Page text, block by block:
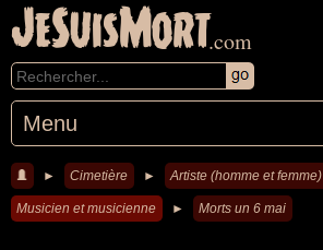
JeSuisMort.com
Menu
► Cimetière ► Artiste (homme et femme)
Musicien et musicienne ► Morts un 6 mai